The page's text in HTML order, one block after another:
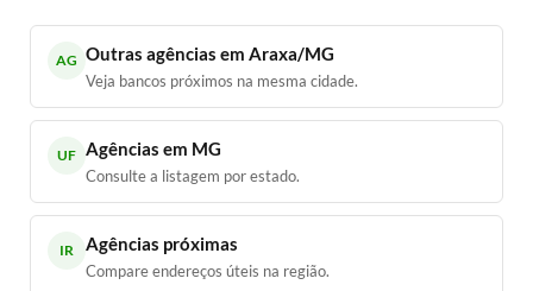
AG Outras agências em Araxa/MG
Veja bancos próximos na mesma cidade.
UF Agências em MG
Consulte a listagem por estado.
IR Agências próximas
Compare endereços úteis na região.